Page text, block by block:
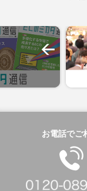
お電話でご